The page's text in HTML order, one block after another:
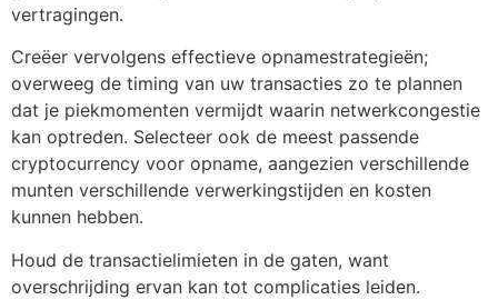
vertragingen.
Creëer vervolgens effectieve opnamestrategieën;
overweeg de timing van uw transacties zo te plannen
dat je piekmomenten vermijdt waarin netwerkcongestie
kan optreden. Selecteer ook de meest passende
cryptocurrency voor opname, aangezien verschillende
munten verschillende verwerkingstijden en kosten
kunnen hebben.
Houd de transactielimieten in de gaten, want
overschrijding ervan kan tot complicaties leiden.